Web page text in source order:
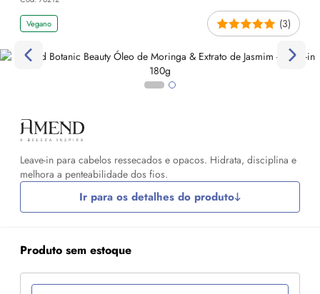
Vegano (3)
Leave-in para cabelos ressecados e opacos. Hidrata, disciplina e
melhora a penteabilidade dos fios.
Ir para os detalhes do produto
Produto sem estoque